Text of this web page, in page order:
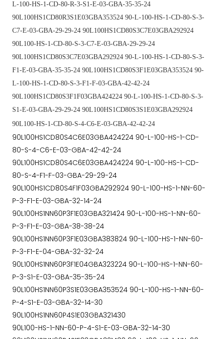
L-100-HS-1-CD-80-R-3-S1-E-03-GBA-35-35-24
90L100HS1CD80R3S1E03GBA353524 90-L-100-HS-1-CD-80-S-3-
C7-E-03-GBA-29-29-24 90L100HS1CD80S3C7E03GBA292924
90L100-HS-1-CD-80-S-3-C7-E-03-GBA-29-29-24
90L100HS1CD80S3C7E03GBA292924 90-L-100-HS-1-CD-80-S-3-
F1-E-03-GBA-35-35-24 90L100HS1CD80S3F1E03GBA353524 90-
L-100-HS-1-CD-80-S-3-F1-F-03-GBA-42-42-24
90L100HS1CD80S3F1F03GBA424224 90-L-100-HS-1-CD-80-S-3-
S1-E-03-GBA-29-29-24 90L100HS1CD80S3S1E03GBA292924
90L100-HS-1-CD-80-S-4-C6-E-03-GBA-42-42-24
90L100HS1CD80S4C6E03GBA424224 90-L-100-HS-1-CD-
80-S-4-C6-E-03-GBA-42-42-24
90L100HS1CD80S4C6E03GBA424224 90-L-100-HS-1-CD-
80-S-4-F1-F-03-GBA-29-29-24
90L100HS1CD80S4F1F03GBA292924 90-L-100-HS-1-NN-60-
P-3-F1-E-03-GBA-32-14-24
90L100HS1NN60P3F1E03GBA321424 90-L-100-HS-1-NN-60-
P-3-F1-E-03-GBA-38-38-24
90L100HS1NN60P3F1E03GBA383824 90-L-100-HS-1-NN-60-
P-3-F1-E-04-GBA-32-32-24
90L100HS1NN60P3F1E04GBA323224 90-L-100-HS-1-NN-60-
P-3-S1-E-03-GBA-35-35-24
90L100HS1NN60P3S1E03GBA353524 90-L-100-HS-1-NN-60-
P-4-S1-E-03-GBA-32-14-30
90L100HS1NN60P4S1E03GBA321430
90L100-HS-1-NN-60-P-4-S1-E-03-GBA-32-14-30